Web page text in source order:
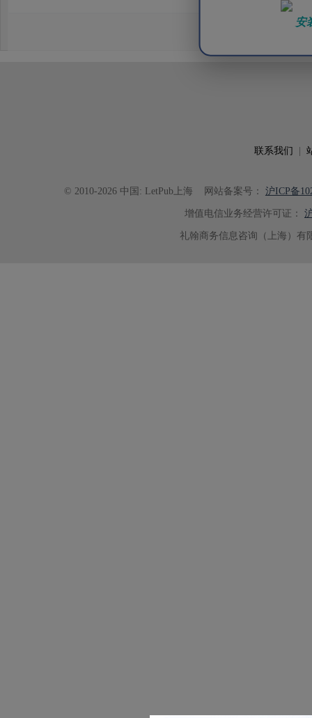
安
效应及界面电荷传输等研究内容，
论述逻辑进行了系统梳理，使研究
析及机理讨论之间的关系更加清晰
联系我们
© 2010-2026 中国: LetPub上海 网站备案号： 沪ICP备
增值电信业务经营许可证：
礼翰商务信息咨询（上海）